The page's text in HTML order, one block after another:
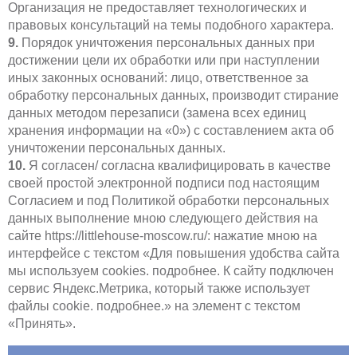
Организация не предоставляет технологических и
правовых консультаций на темы подобного характера.
9. Порядок уничтожения персональных данных при
достижении цели их обработки или при наступлении
иных законных оснований: лицо, ответственное за
обработку персональных данных, производит стирание
данных методом перезаписи (замена всех единиц
хранения информации на «0») с составлением акта об
уничтожении персональных данных.
10. Я согласен/ согласна квалифицировать в качестве
своей простой электронной подписи под настоящим
Согласием и под Политикой обработки персональных
данных выполнение мною следующего действия на
сайте https://littlehouse-moscow.ru/: нажатие мною на
интерфейсе с текстом «Для повышения удобства сайта
мы используем cookies. подробнее. К сайту подключен
сервис Яндекс.Метрика, который также использует
файлы cookie. подробнее.» на элемент с текстом
«Принять».